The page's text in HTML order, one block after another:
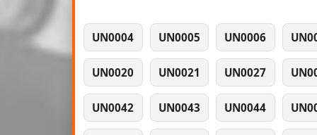
UN0004 UN0005 UN0006
UN0020 UN0021 UN0027
UN0042 UN0043 UN0044